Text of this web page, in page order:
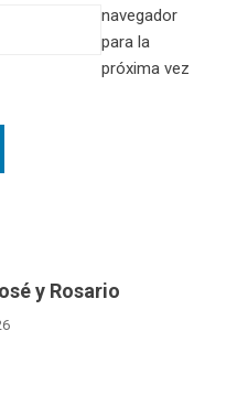
navegador
para la
próxima vez
y Rosario